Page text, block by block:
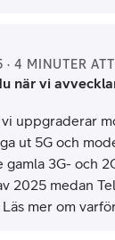
4 MINUTER
när vi
uppgraderar
ut 5G och
gamla 3G- och
2025 medan